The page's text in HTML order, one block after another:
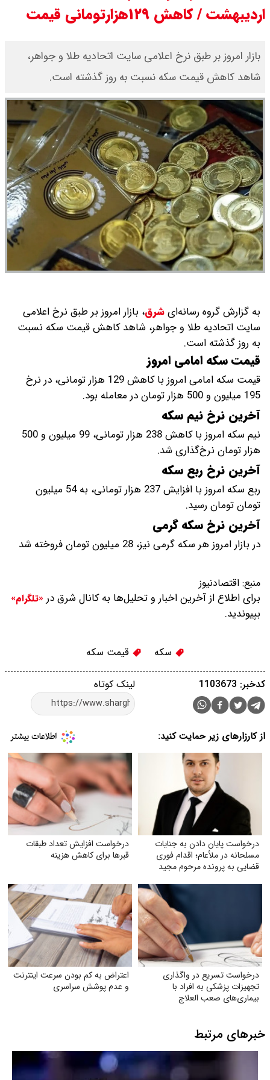
چرا معوقات بازنشستگان تامین
اجتماعی پرداخت نمی شود؟
جزئیات عرضه اولیه احیا در فرابورس
اعلام شد
اردیبهشت / کاهش ۱۲۹هزارتومانی قیمت
بازار امروز بر طبق نرخ اعلامی سایت اتحادیه طلا و جواهر،
شاهد کاهش قیمت‌‌‌‌ سکه نسبت به روز گذشته است.
به گزارش گروه رسانه‌ایشرق، بازار امروز بر طبق نرخ اعلامی
سایت اتحادیه طلا و جواهر، شاهد کاهش قیمت‌‌‌‌ سکه نسبت
به روز گذشته است.
قیمت سکه امامی امروز
قیمت سکه امامی امروز با کاهش 129 هزار تومانی، در نرخ
195 میلیون و 500 هزار تومان در معامله بود.
آخرین نرخ نیم سکه
نیم سکه امروز با کاهش 238 هزار تومانی، 99 میلیون و 500
هزار تومان نرخ‌گذاری شد.
آخرین نرخ ربع سکه
ربع سکه امروز با افزایش 237 هزار تومانی، به 54 میلیون
تومان تومان رسید.
آخرین نرخ سکه گرمی
در بازار امروز هر سکه گرمی نیز، 28 میلیون تومان فروخته شد
منبع: اقتصادنیوز
برای اطلاع از آخرین اخبار و تحلیل‌ها به کانال شرق در «تلگرام»
بپیوندید.
سکه قیمت سکه
لینک کوتاه کدخبر: 1103673
از کارزارهای زیر حمایت کنید:
درخواست پایان دادن به جنایات
مسلحانه در ملأعام؛ اقدام فوری
قضایی به پرونده مرحوم مجید
درخواست افزایش تعداد طبقات
قبر‌ها برای کاهش هزینه
درخواست تسریع در واگذاری
تجهیزات پزشکی به افراد با
بیماری‌های صعب العلاج
اعتراض به کم بودن سرعت اینترنت
و عدم پوشش سراسری
خبرهای مرتبط